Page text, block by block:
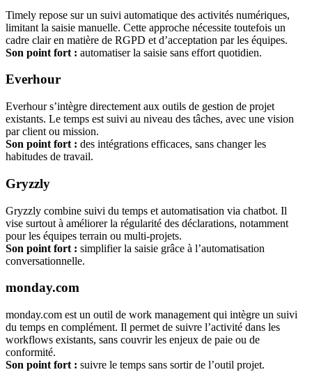
Timely repose sur un suivi automatique des activités numériques,
limitant la saisie manuelle. Cette approche nécessite toutefois un
cadre clair en matière de RGPD et d’acceptation par les équipes.
Son point fort : automatiser la saisie sans effort quotidien.
Everhour
Everhour s’intègre directement aux outils de gestion de projet
existants. Le temps est suivi au niveau des tâches, avec une vision
par client ou mission.
Son point fort : des intégrations efficaces, sans changer les
habitudes de travail.
Gryzzly
Gryzzly combine suivi du temps et automatisation via chatbot. Il
vise surtout à améliorer la régularité des déclarations, notamment
pour les équipes terrain ou multi-projets.
Son point fort : simplifier la saisie grâce à l’automatisation
conversationnelle.
monday.com
monday.com est un outil de work management qui intègre un suivi
du temps en complément. Il permet de suivre l’activité dans les
workflows existants, sans couvrir les enjeux de paie ou de
conformité.
Son point fort : suivre le temps sans sortir de l’outil projet.